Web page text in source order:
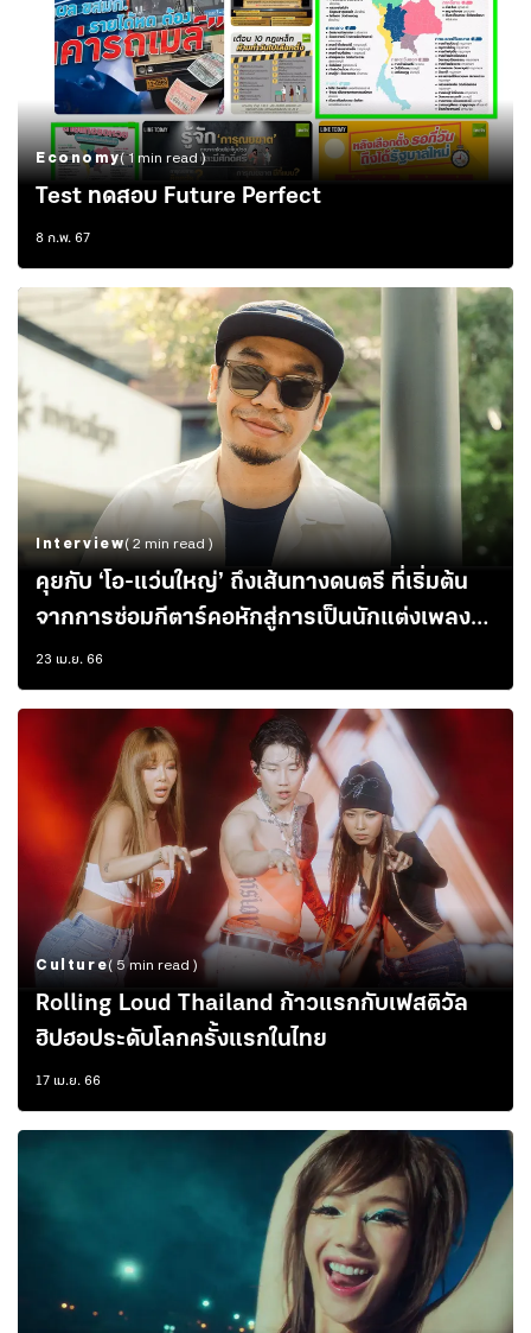
Economy( 1 min read )
Test ทดสอบ Future Perfect
8 ก.พ. 67
Interview( 2 min read )
คุยกับ ‘โอ-แว่นใหญ่’ ถึงเส้นทางดนตรี ที่เริ่มต้น
จากการซ่อมกีตาร์คอหักสู่การเป็นนักแต่งเพลงที่
เห็นแง่งามในความเศร้า
23 เม.ย. 66
Culture( 5 min read )
Rolling Loud Thailand ก้าวแรกกับเฟสติวัล
ฮิปฮอประดับโลกครั้งแรกในไทย
17 เม.ย. 66